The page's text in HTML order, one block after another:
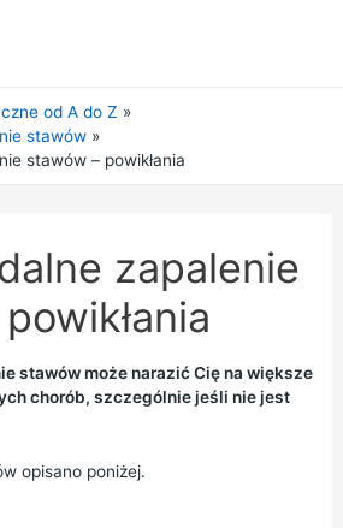
od A do Z
stawów
stawów – powikłania
zapalenie
stawów może narazić Cię na większe
chorób, szczególnie jeśli nie jest
opisano poniżej.